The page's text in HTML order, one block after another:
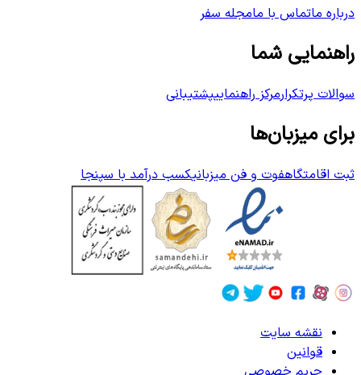
درباره ماتماس با مامجله سفر
راهنمایی شما
سوالات پرتکرارمرکز راهنماییپشتیبانی
برای میزبان‌ها
ثبت اقامتگاهفوت و فن میزبانیکسب درآمد با سپنجا
نقشه سایت
قوانین